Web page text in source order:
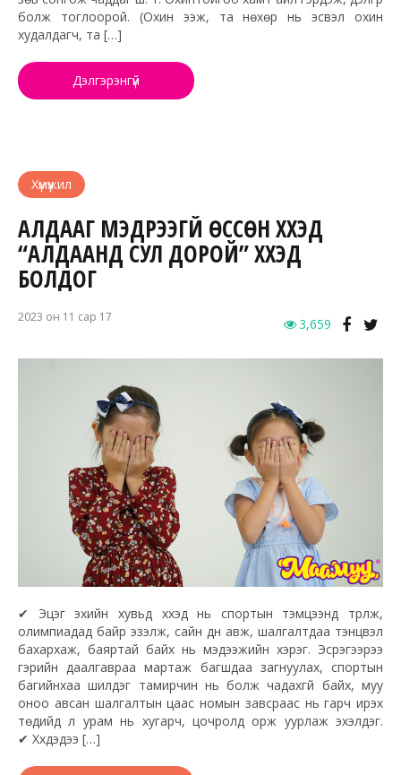
болж тоглоорой. (Охин ээж, та нөхөр нь эсвэл охин
худалдагч, та […]
Дэлгэрэнгүй
Хүмүүжил
АЛДААГ МЭДРЭЭГҮЙ ӨССӨН ХҮҮХЭД
“АЛДААНД СУЛ ДОРОЙ” ХҮҮХЭД
БОЛДОГ
2023 он 11 сар 17 3,659
✔ Эцэг эхийн хувьд хүүхэд нь спортын тэмцээнд түрүүлж,
олимпиадад байр эзэлж, сайн дүн авж, шалгалтдаа тэнцвэл
бахархаж, баяртай байх нь мэдээжийн хэрэг. Эсрэгээрээ
гэрийн даалгавраа мартаж багшдаа загнуулах, спортын
багийнхаа шилдэг тамирчин нь болж чадахгүй байх, муу
оноо авсан шалгалтын цаас номын завсраас нь гарч ирэх
төдийд л урам нь хугарч, цочролд орж уурлаж эхэлдэг.
✔ Хүүхдэдээ […]